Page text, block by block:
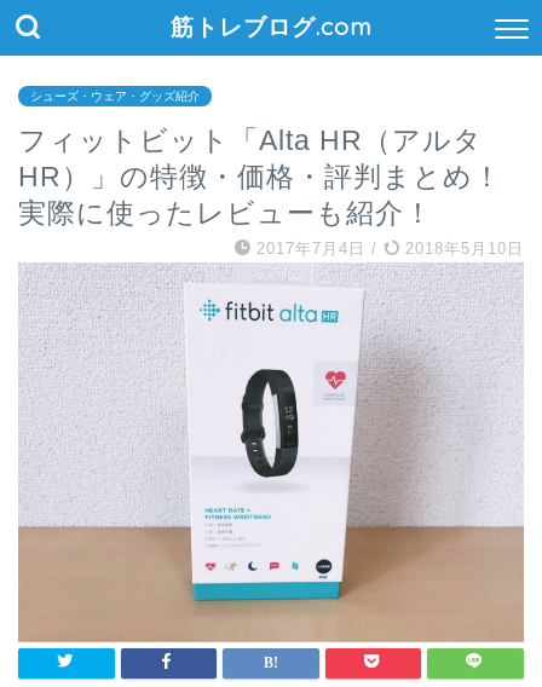
筋トレブログ.com
シューズ・ウェア・グッズ紹介
フィットビット「Alta HR（アルタ
HR）」の特徴・価格・評判まとめ！
実際に使ったレビューも紹介！
2017年7月4日 / 2018年5月10日